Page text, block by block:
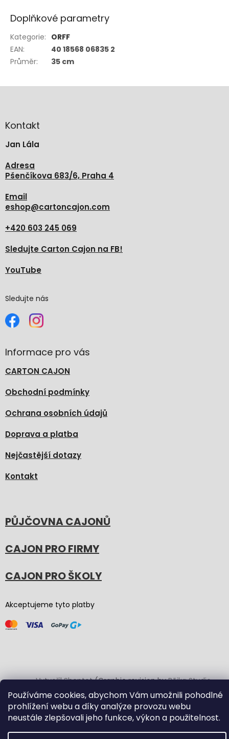
Používáme cookies, abychom Vám umožnili pohodlné
prohlížení webu a díky analýze provozu webu
neustále zlepšovali jeho funkce, výkon a použitelnost.
Doplňkové parametry
Kategorie: ORFF
EAN:
40 18568 06835 2
Průměr: 35 cm
aKontakt
Jan Lála
Adresa
Pšenčíkova 683/6, Praha 4
Email
eshop@cartoncajon.com
+420 603 245 069
Sledujte Carton Cajon na FB!
YouTube
Sledujte nás
Informace pro vás
CARTON CAJON
Obchodní podmínky
Ochrana osobních údajů
Doprava a platba
Nejčastější dotazy
Kontakt
PŮJČOVNA CAJONŮ
CAJON PRO FIRMY
CAJON PRO ŠKOLY
Akceptujeme tyto platby
Vytvořil Shoptet(Graphic revision byBōjka Studio,
code byVeronika.works)
Copyright 2026Carton Cajon. Všechna práva vyhrazena.
Upravit nastavení cookies